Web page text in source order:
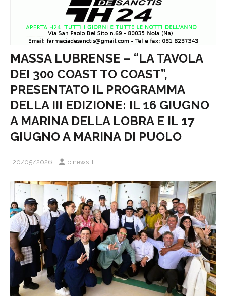
MASSA LUBRENSE – “LA TAVOLA
DEI 300 COAST TO COAST”,
PRESENTATO IL PROGRAMMA
DELLA III EDIZIONE: IL 16 GIUGNO
A MARINA DELLA LOBRA E IL 17
GIUGNO A MARINA DI PUOLO
20/05/2026 binews.it